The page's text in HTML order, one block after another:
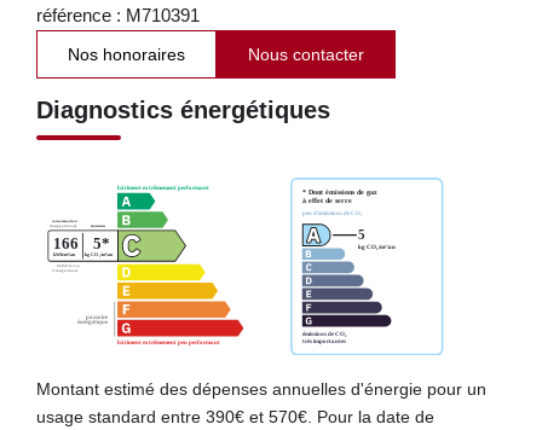
référence : M710391
Nos honoraires Nous contacter
Diagnostics énergétiques
Montant estimé des dépenses annuelles d'énergie pour un
usage standard entre 390€ et 570€. Pour la date de